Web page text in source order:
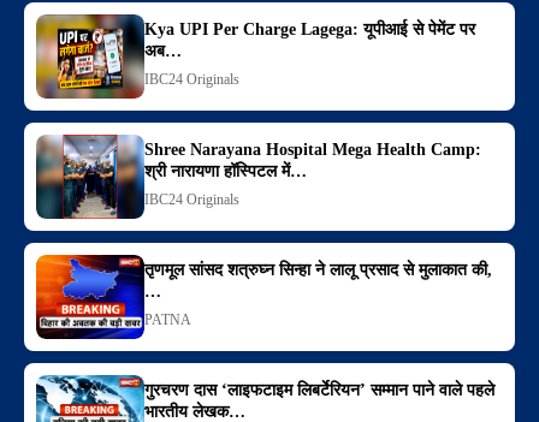
Kya UPI Per Charge Lagega: यूपीआई से पेमेंट पर
अब…
IBC24 Originals
Shree Narayana Hospital Mega Health Camp:
श्री नारायणा हॉस्पिटल में…
IBC24 Originals
तृणमूल सांसद शत्रुघ्न सिन्हा ने लालू प्रसाद से मुलाकात की,
…
PATNA
गुरचरण दास ‘लाइफटाइम लिबर्टेरियन’ सम्मान पाने वाले पहले
भारतीय लेखक…